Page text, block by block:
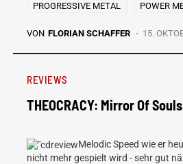
PROGRESSIVE METAL POWER
VON FLORIAN SCHAFFER 15.
REVIEWS
THEOCRACY: Mirror Of Souls
Melodic Speed wie er
nicht mehr gespielt wird - sehr gut